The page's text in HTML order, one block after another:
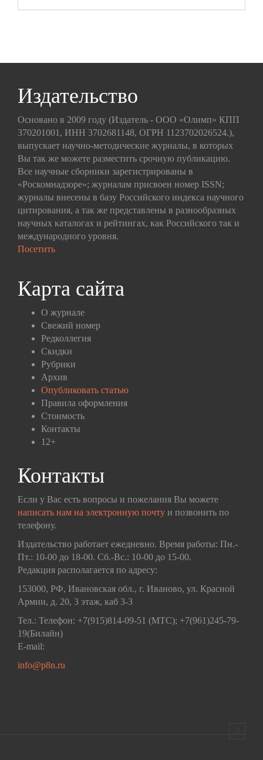
Издательство
Основано в 2009 году (Издатель - ООО «Олимп» КПП
370201001, ИНН 3702681148, ОГРН 1123702026524.),
выпускает научно-методические журналы, в которых
Вы так же можете разместить срочную публикацию.
Все научные сборники зарегистрированы в
«Роскомнадзоре»; журналам присвоен номер ISSN;
журналы внесены в базу Российского индекса научного
цитирования, а так же представлены в разнообразных
научных каталогах и рейтингах, как Российского так и
международного уровня.
Посетить
Карта сайта
О журнале
Свежий номер
Редколлегия
Скидки
Рубрики
Архив
Опубликовать статью
Правила оформления
Стоимость
Контакты
12+
Контакты
Если у Вас есть вопросы и пожелания Вы можете
написать нам на электронную почту и позвонить по
телефону.
Издательство работает ежедневно. Время работы: Пн.-
Пт.: 10-00 до 18-00. Сб.-Вс.: 10-00 до 15-00.
Редакция располагается по адресу:
153000, РФ, Ивановская обл., г. Иваново, ул. Красной
Армии, д. 20, 3 этаж, каб 3-3
Тел.: Телефон: +7(915)814-09-51 (МТС); +7(961)245-79-
19(Билайн)
E-mail:
info@p8n.ru